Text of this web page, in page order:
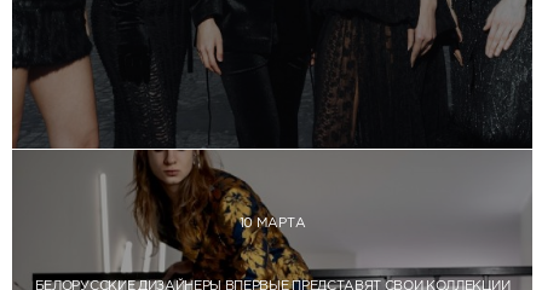
10 МАРТА
БЕЛОРУССКИЕ ДИЗАЙНЕРЫ ВПЕРВЫЕ ПРЕДСТАВЯТ СВОИ КОЛЛЕКЦИИ